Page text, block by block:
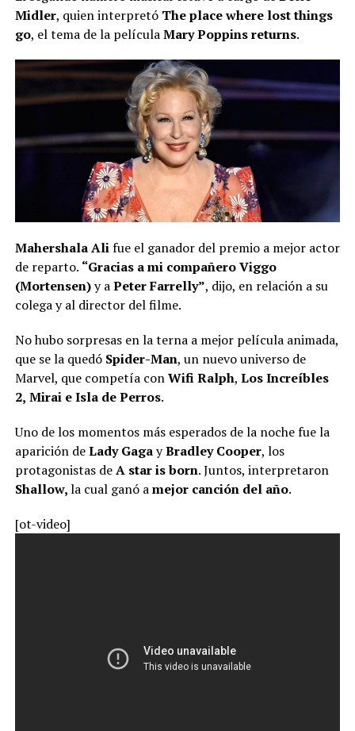
Midler, quien interpretó The place where lost things
go, el tema de la películaMary Poppins returns.
Mahershala Alifue el ganador del premio a mejor actor
de reparto. “Gracias a mi compañero Viggo
(Mortensen)y aPeter Farrelly”, dijo, en relación a su
colega y al director del filme.
No hubo sorpresas en la terna a mejor película animada,
que se la quedóSpider-Man, un nuevo universo de
Marvel, que competía conWifi Ralph, Los Increíbles
2, Mirai e Isla de Perros.
Uno de los momentos más esperados de la noche fue la
aparición deLady GagayBradley Cooper, los
protagonistas deA star is born. Juntos, interpretaron
Shallow,la cual ganó amejor canción del año.
[ot-video]